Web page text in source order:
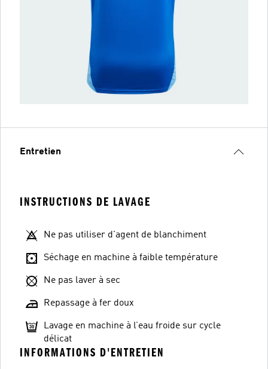
Entretien
INSTRUCTIONS DE LAVAGE
Ne pas utiliser d'agent de blanchiment
Séchage en machine à faible température
Ne pas laver à sec
Repassage à fer doux
Lavage en machine à l’eau froide sur cycle
délicat
INFORMATIONS D'ENTRETIEN